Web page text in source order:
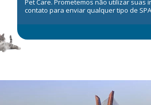
contato para enviar qualquer tipo de